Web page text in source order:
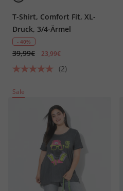
T-Shirt, Comfort Fit, XL-
Druck, 3/4-Ärmel
- 40%
39,99€ 23,99€
(2)
Sale